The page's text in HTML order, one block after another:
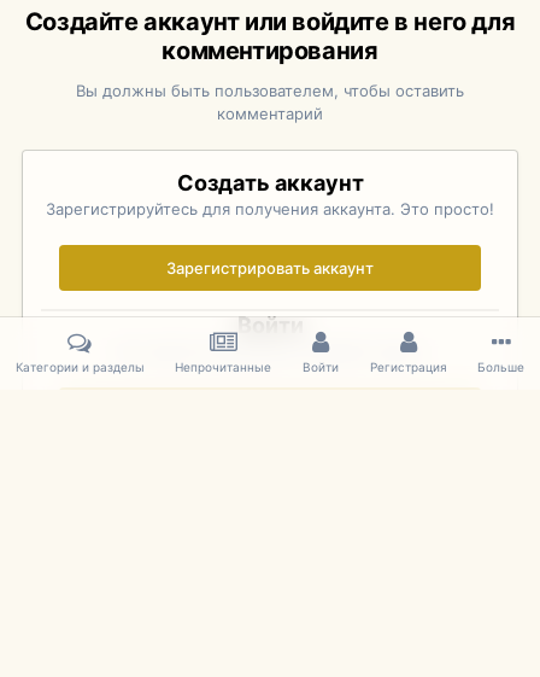
Создайте аккаунт или войдите в него для
комментирования
Вы должны быть пользователем, чтобы оставить
комментарий
Создать аккаунт
Зарегистрируйтесь для получения аккаунта. Это просто!
Зарегистрировать аккаунт
Войти
Уже зарегистрированы? Войдите здесь.
Категории и разделы Непрочитанные Войти Регистрация Больше